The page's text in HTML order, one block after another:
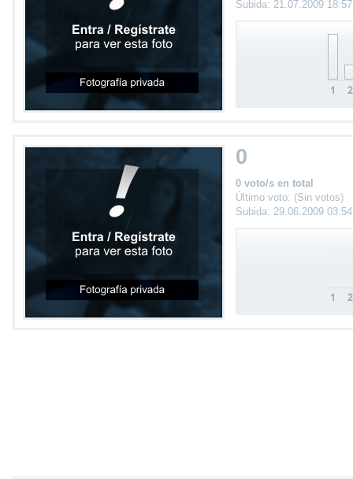
Subida: 21.07.2009
0
0 voto/s en total
Último voto: (Sin votos)
Subida: 29.06.2009